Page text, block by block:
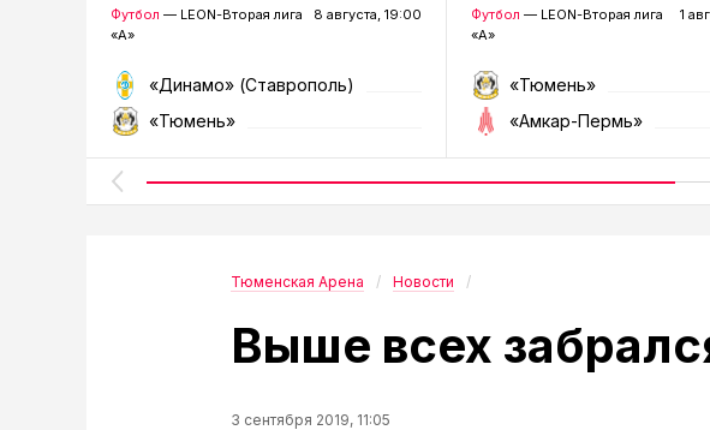
Футбол — LEON-Вторая лига
«А»
8 августа, 19:00
«Динамо» (Ставрополь)
«Тюмень»
Футбол — LEON-Вторая лига
«А»
1
«Тюмень»
«Амкар-Пермь»
Тюменская Арена Новости
Выше всех
3 сентября 2019, 11:05